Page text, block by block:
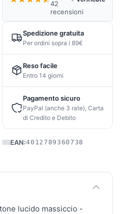
42
recensioni
Spedizione gratuita
Per ordini sopra i 89€
Reso facile
Entro 14 giorni
Pagamento sicuro
PayPal (anche 3 rate), Carta
di Credito e Debito
EAN:4012789360738
lucido massiccio -